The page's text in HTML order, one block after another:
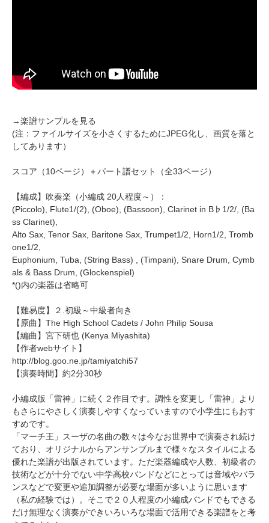
→楽譜サンプルを見る
(注：ファイルサイズを小さくするためにJPEG化し、画質を落と
してあります）
スコア（10ページ）＋パート譜セット（全33ページ）
【編成】吹奏楽（小編成 20人程度～）：
(Piccolo), Flute1/(2), (Oboe), (Bassoon), Clarinet in B♭1/2/, (Ba
ss Clarinet),
Alto Sax, Tenor Sax, Baritone Sax, Trumpet1/2, Horn1/2, Tromb
one1/2,
Euphonium, Tuba, (String Bass) , (Timpani), Snare Drum, Cymb
als & Bass Drum, (Glockenspiel)
*()内の楽器は省略可
【難易度】２.初級～中級者向き
【原曲】The High School Cadets / John Philip Sousa
【編曲】 宮下研也 (Kenya Miyashita)
【作者webサイト】
http://blog.goo.ne.jp/tamiyatchi57
【演奏時間】約2分30秒
小編成版「雷神」に続く２作目です。調性を変更し「雷神」より
もさらにやさしく演奏しやすくなっていますので小学生にもおす
すめです。
「マーチ王」スーザの名曲の数々は今なお世界中で演奏され続け
ており、オリジナルからアンサンブルまで様々なスタイルによる
優れた楽譜が出版されています。ただ楽器編成や人数、初級者の
技術などが十分でない中学高校バンドなどにとっては音域やバラ
ンスなどで変更や追加調整が必要な場面が多いように思います
（私の経験では）。そこで２０人程度の小編成バンドでもできる
だけ無理なく演奏ができいろいろな場面で活用できる楽譜をと考